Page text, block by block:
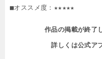
■オススメ度：★★★★★
作品の掲載が終了
詳しくは公式ア